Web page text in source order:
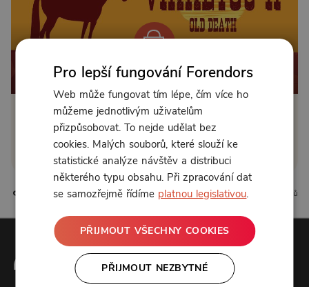
Od 89 Kč měsíčně nebo 39 Kč jednorázově
Zřídit předplatné
Koupit příspěvek
4 líbí 0 komentářů
Pro lepší fungování Forendors
Web může fungovat tím lépe, čím více ho
můžeme jednotlivým uživatelům
přizpůsobovat. To nejde udělat bez
cookies. Malých souborů, které slouží ke
statistické analýze návštěv a distribuci
některého typu obsahu. Při zpracování dat
se samozřejmě řídíme platnou legislativou.
PŘIJMOUT VŠECHNY COOKIES
PŘIJMOUT NEZBYTNÉ